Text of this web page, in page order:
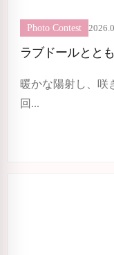
Photo Contest
暖かな陽射し、咲
回...